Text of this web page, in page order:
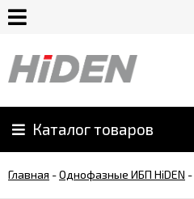
Главная
О
Каталог товаров
Главная -Однофазные ИБП HiDEN -